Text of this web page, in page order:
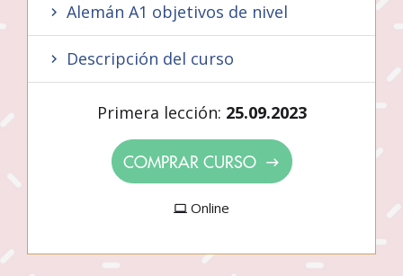
Alemán A1 objetivos de nivel
Descripción del curso
Primera lección: 25.09.2023
COMPRAR CURSO
Online